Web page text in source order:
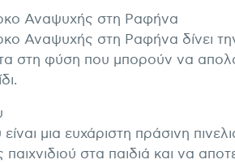
Αναψυχής στη Ραφήνα
Αναψυχής στη Ραφήνα δίνει
στη φύση που μπορούν να
μια ευχάριστη πράσινη
στα παιδιά και να